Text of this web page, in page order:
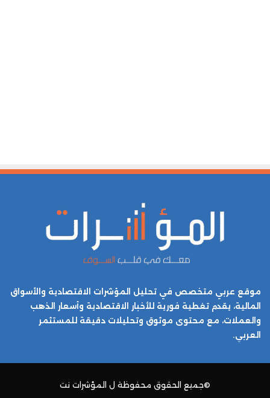
موقع عربي متخصص في تحليل المؤشرات الاقتصادية والأسواق
المالية، يقدم تغطية فورية للأخبار الاقتصادية وأسعار الذهب
والعملات، مع محتوى موثوق وتحليلات دقيقة للمستثمر
العربي.
©جميع الحقوق محفوظة ل المؤشرات نت